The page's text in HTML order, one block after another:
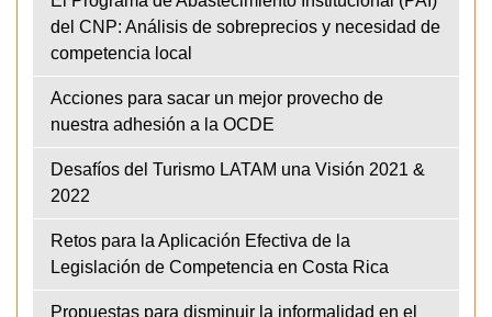
del CNP: Análisis de sobreprecios y necesidad de
competencia local
Acciones para sacar un mejor provecho de
nuestra adhesión a la OCDE
Desafíos del Turismo LATAM una Visión 2021 &
2022
Retos para la Aplicación Efectiva de la
Legislación de Competencia en Costa Rica
Propuestas para disminuir la informalidad en el